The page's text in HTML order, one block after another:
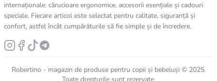
internaționale: cărucioare ergonomice, accesorii esențiale și cadouri
speciale. Fiecare articol este selectat pentru calitate, siguranță și
confort, astfel încât cumpărăturile să fie simple și de încredere.
Robertino - magazin de produse pentru copii și bebeluși © 2025.